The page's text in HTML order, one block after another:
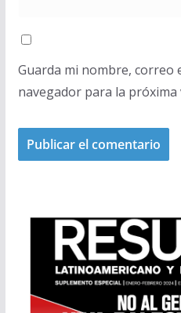
Guarda mi nombre, correo
navegador para la próxima